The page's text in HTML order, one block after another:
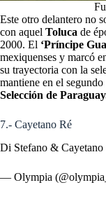
Este otro delantero no
con aquel Toluca de
2000. El ‘Príncipe
mexiquenses y marcó
su trayectoria con la
mantiene en el
Selección de
7.- Cayetano Ré
Di Stefano & Cayetano
— Olympia